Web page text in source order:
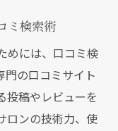
ミ検索術
めには、口コミ検
門の口コミサイト
投稿やレビューを
ロンの技術力、使